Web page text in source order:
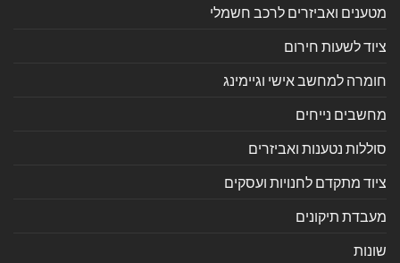
מטענים ואביזרים לרכב חשמלי
ציוד לשעות חירום
חומרה למחשב אישי וגיימינג
מחשבים נייחים
סוללות נטענות ואביזרים
ציוד מתקדם לחנויות ועסקים
מעבדת תיקונים
שונות